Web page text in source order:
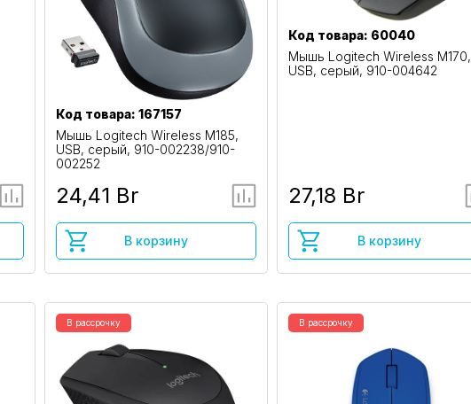
Код товара: 167157
Мышь Logitech Wireless M185,
USB, серый, 910-002238/910-
002252
24,41 Br
В корзину
Код товара: 60040
Мышь Logitech Wireless M170,
USB, серый, 910-004642
27,18 Br
В корзину
В рассрочку В рассрочку